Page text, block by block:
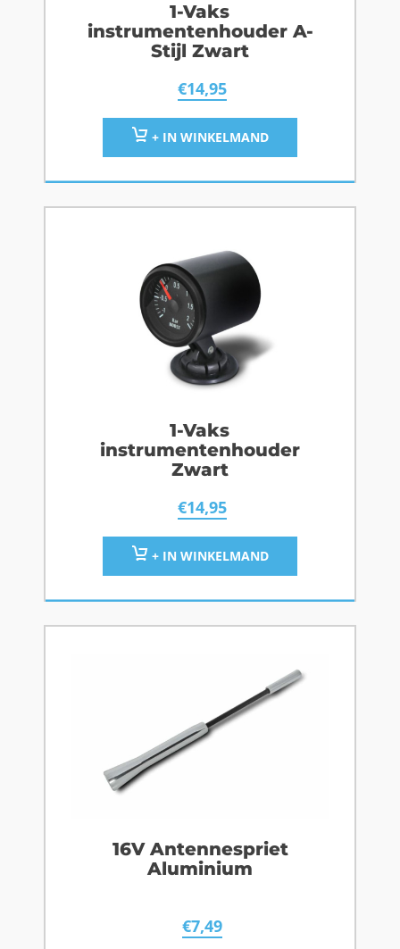
1-Vaks
instrumentenhouder A-
Stijl Zwart
€14,95
+ IN WINKELMAND
1-Vaks
instrumentenhouder
Zwart
€14,95
+ IN WINKELMAND
16V Antennespriet
Aluminium
€7,49